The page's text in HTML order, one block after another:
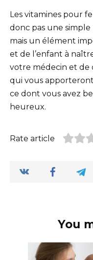
Les vitamines pour
donc pas une
mais un élément
et de l’enfant à
votre médecin et de
qui vous
ce dont vous avez
heureux.
Rate article
You